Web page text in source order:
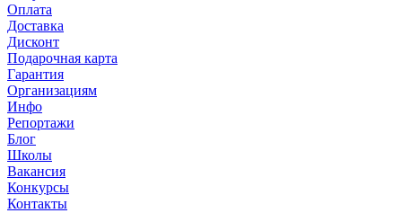
Оплата
Доставка
Дисконт
Подарочная карта
Гарантия
Организациям
Инфо
Репортажи
Блог
Школы
Вакансия
Конкурсы
Контакты